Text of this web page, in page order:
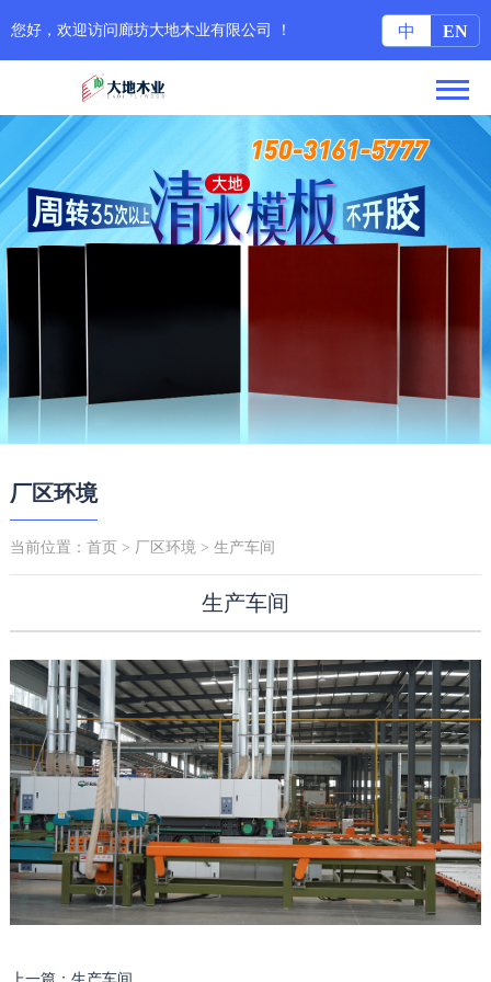
您好，欢迎访问廊坊大地木业有限公司 ！ 中 EN
厂区环境
当前位置： 首页 > 厂区环境> 生产车间
生产车间